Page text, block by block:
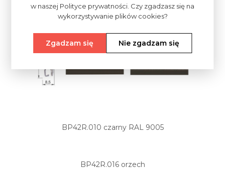
BP42R.010 czarny RAL 9005
BP42R.016 orzech
w naszej Polityce prywatności. Czy zgadzasz się na
wykorzystywanie plików cookies?
Zgadzam się Nie zgadzam się